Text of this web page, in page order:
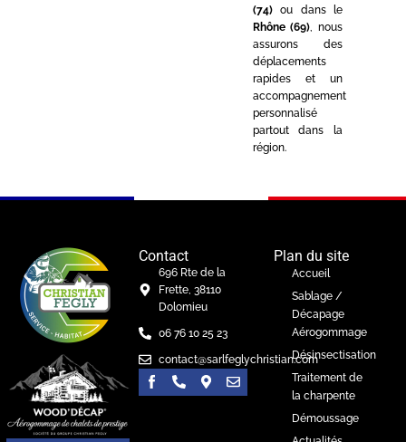
(74)ou dans le
Rhône (69) , nous
assurons des
déplacements
rapides et un
accompagnement
personnalisé
partout dans la
région.
Contact
696 Rte de la
Frette, 38110
Dolomieu
06 76 10 25 23
contact@sarlfeglychristian.com
Plan du site
Accueil
Sablage /
Décapage
Aérogommage
Désinsectisation
Traitement de
la charpente
Démoussage